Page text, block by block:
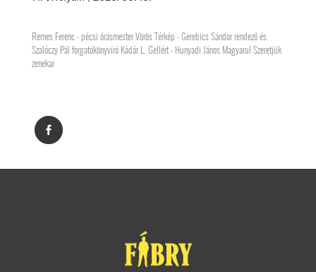
Remes Ferenc - pécsi órásmester Vörös Térkép - Gerebics Sándor rendező és
Szalóczy Pál forgatókönyvíró Kádár L. Gellért - Hunyadi János Magyarul Szeretjük
zenekar